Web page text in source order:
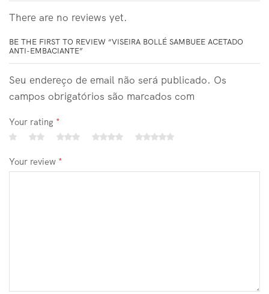
There are no reviews yet.
BE THE FIRST TO REVIEW “VISEIRA BOLLÉ SAMBUEE ACETADO
ANTI-EMBACIANTE”
Seu endereço de email não será publicado. Os
campos obrigatórios são marcados com
Your rating *
Your review *